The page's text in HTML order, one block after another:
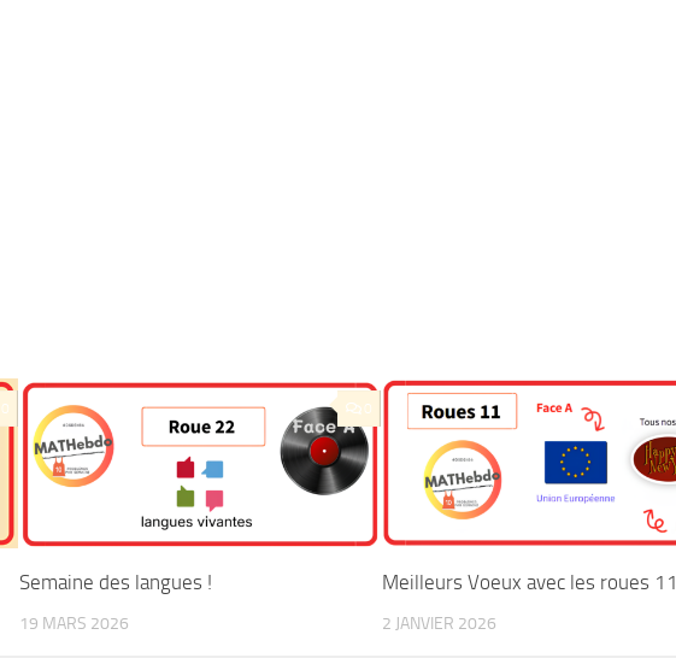
0 0
Semaine des langues !
19 MARS 2026
Meilleurs Voeux avec les roues
2 JANVIER 2026